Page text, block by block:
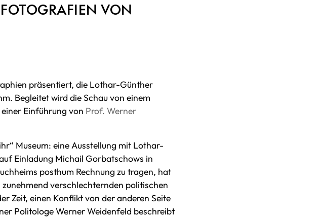
VON
präsentiert, die Lothar-Günther
Begleitet wird die Schau von einem
Einführung von Prof. Werner
Museum: eine Ausstellung mit Lothar-
Einladung Michail Gorbatschows in
posthum Rechnung zu tragen, hat
verschlechternden politischen
Zeit, einen Konflikt von der anderen Seite
Politologe Werner Weidenfeld beschreibt